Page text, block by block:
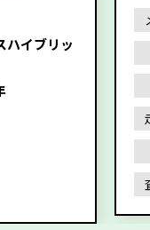
ハイブリッ